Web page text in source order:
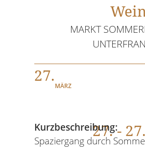
MARKT
27.
MÄRZ
27. - 27.
Kurzbeschreibung:
Spaziergang durch